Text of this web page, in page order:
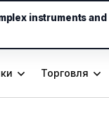
Торговля
instruments